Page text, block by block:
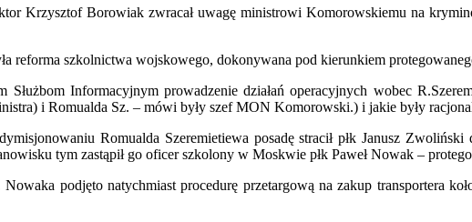
Krzysztof Borowiak zwracał uwagę ministrowi Komorowskiemu na
reforma szkolnictwa wojskowego, dokonywana pod kierunkiem
Służbom Informacyjnym prowadzenie działań operacyjnych wobec
i Romualda Sz. – mówi były szef MON Komorowski.) i jakie były
Romualda Szeremietiewa posadę stracił płk Janusz
tym zastąpił go oficer szkolony w Moskwie płk Paweł Nowak –
Nowaka podjęto natychmiast procedurę przetargową na zakup transportera